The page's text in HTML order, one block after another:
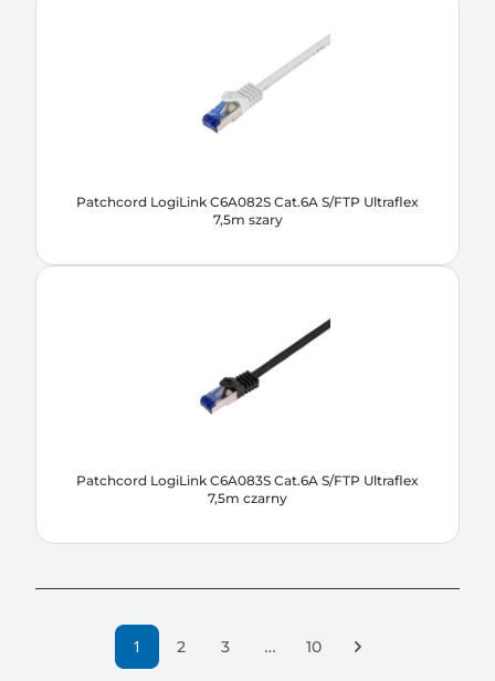
Patchcord LogiLink C6A082S Cat.6A S/FTP Ultraflex
7,5m szary
Patchcord LogiLink C6A083S Cat.6A S/FTP Ultraflex
7,5m czarny
1 2 3 … 10
Następna strona